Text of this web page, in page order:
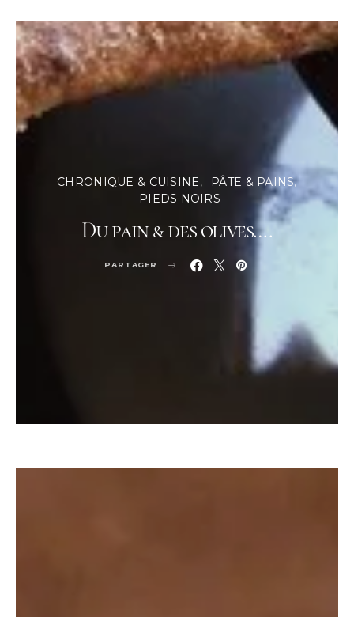
CHRONIQUE & CUISINE
PÂTE & PAINS
PIEDS NOIRS
Du pain & des olives….
PARTAGER